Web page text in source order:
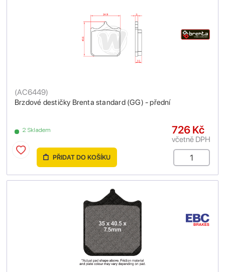
Brzdové destičky Brenta standard (GG) - přední
(AC6449)
2 Skladem 726 Kč
včetně DPH
PŘIDAT DO KOŠÍKU